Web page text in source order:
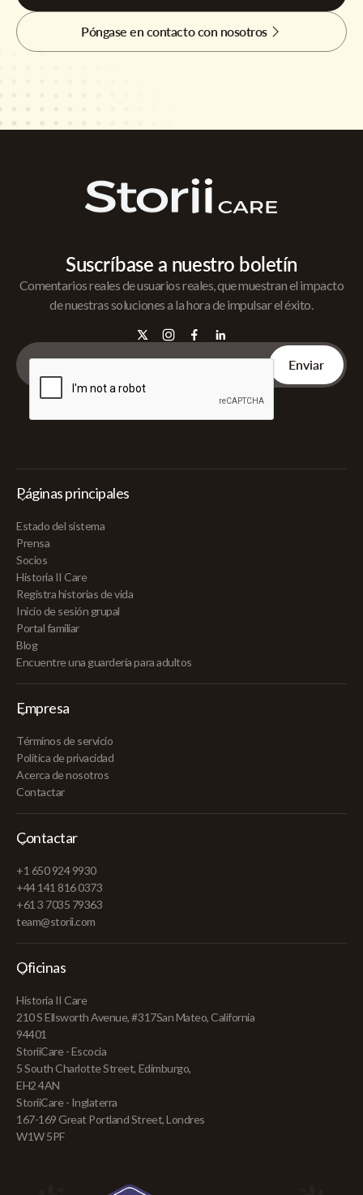
Póngase en contacto con nosotros
Suscríbase a nuestro boletín
Comentarios reales de usuarios reales, que muestran el impacto
de nuestras soluciones a la hora de impulsar el éxito.
Páginas principales
Estado del sistema
Prensa
Socios
Historia II Care
Registra historias de vida
Inicio de sesión grupal
Portal familiar
Blog
Encuentre una guardería para adultos
Empresa
Términos de servicio
Política de privacidad
Acerca de nosotros
Contactar
Contactar
+1 650 924 9930
+44 141 816 0373
+61 3 7035 79363
team@storii.com
Oficinas
Historia II Care
210 S Ellsworth Avenue, #317San Mateo, California
94401
StoriiCare - Escocia
5 South Charlotte Street, Edimburgo,
EH2 4AN
StoriiCare - Inglaterra
167-169 Great Portland Street, Londres
W1W 5PF